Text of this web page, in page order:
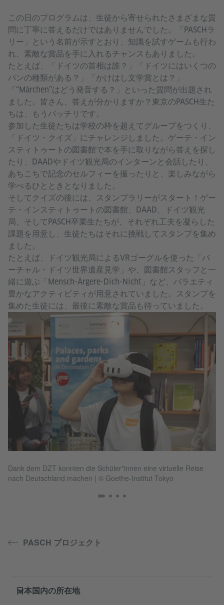
この日のプログラムは、生徒から寄せられたさまざまな質
問に丁寧に答えるだけではありませんでした。「PASCHラ
リー」という名前が示すとおり、知識を試すゲームも行わ
れ、素敵な賞品を手に入れるチャンスもありました。
たとえば、「ドイツの首相は誰？」「ドイツにはいくつの
パンの種類がある？」「かけはし文学賞とは？」
「“Märchen”はどう発音する？」といった質問が出題され
ました。皆さん、答えが分かりますか？東京のPASCH生た
ちは、もうバッチリです。
参加した生徒たちは学校の枠を超えてグループをつくり、
「ドイツ・クイズ」にチャレンジしました。ゲーテ・イン
スティトゥートの図書館で本を手に取りながら答えを探し
たり、DAADやドイツ観光局のインターンと会話したり、
あちこちで記念のセルフィーを撮ったりと、楽しみながら
学べるひとときとなりました。
そしてクイズの後には、スタンプラリーがスタート！ゲー
テ・インスティトゥートの図書館、DAAD、ドイツ観光
局、そしてPASCH卒業生たちが、それぞれ工夫を凝らした
課題を用意し、生徒たちはそれに挑戦してスタンプを集め
ました。
たとえば、ドイツ観光局によるVRゴーグルを使った「バ
ーチャル・ドイツ世界遺産見学」や、図書館スタッフと一
緒に遊ぶ「Mensch-Ärgere-Dich-Nicht」など、バラエティ
豊かなアクティビティが用意されていました。スタンプを
集めた生徒には、最後に素敵な賞品も待っていました。
Dank dem DZT konnten die Schüler*innen eine virtuelle Reise
nach Deutschland machen | © Goethe-Institut Tokyo
PASCH プロジェクト
Service- und Informationsbereich
日本国内の所在地